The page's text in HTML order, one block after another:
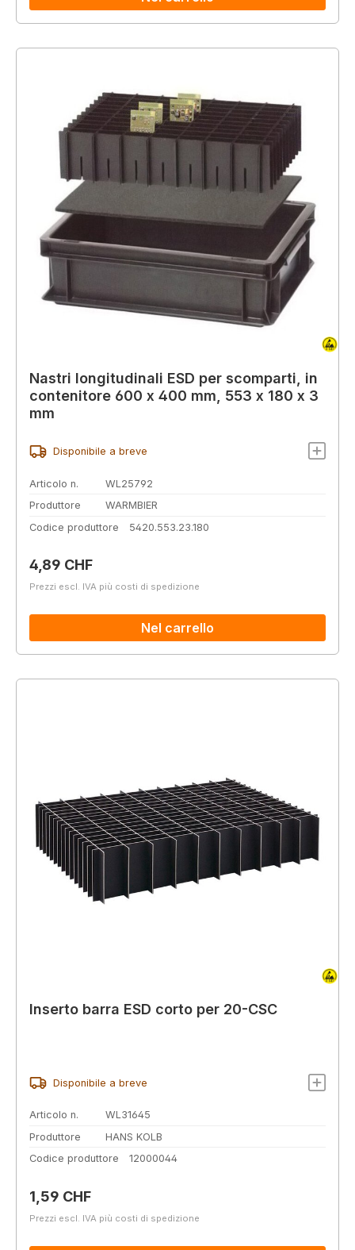
Nastri longitudinali ESD per scomparti, in
contenitore 600 x 400 mm, 553 x 180 x 3
mm
Disponibile a breve
Articolo n.
WL25792
Produttore
WARMBIER
Codice produttore
5420.553.23.180
Prezzo normale:
4,89 CHF
Prezzi escl. IVA più costi di spedizione
Nel carrello
Inserto barra ESD corto per 20-CSC
Disponibile a breve
Articolo n.
WL31645
Produttore
HANS KOLB
Codice produttore
12000044
Prezzo normale:
1,59 CHF
Prezzi escl. IVA più costi di spedizione